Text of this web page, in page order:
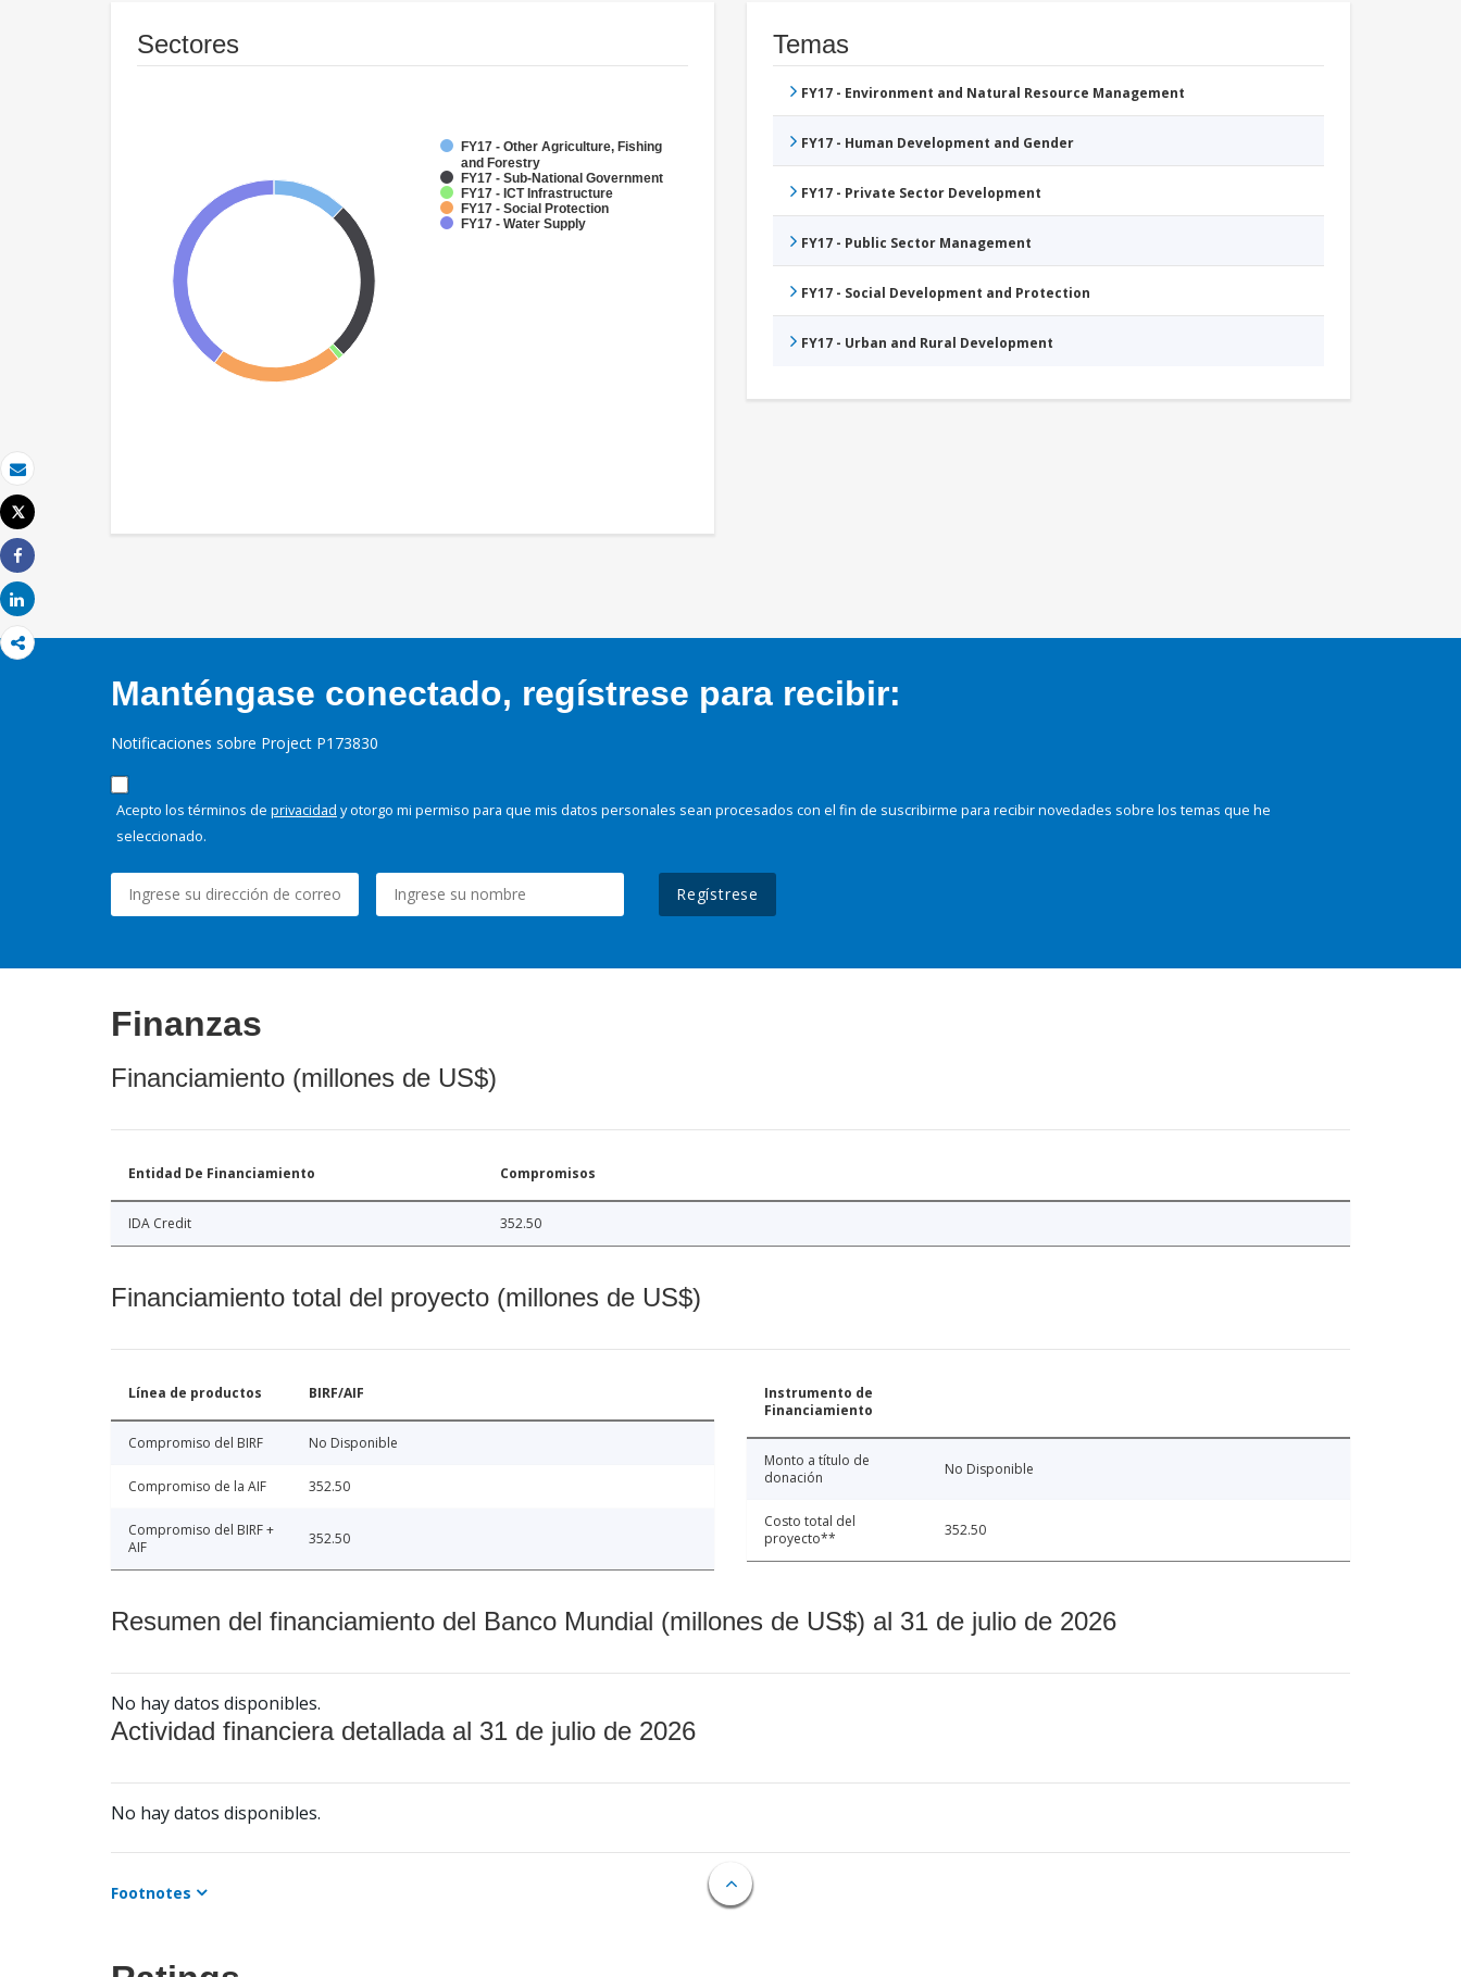
Correo electrónico
Imprimir
Tweet
Share
Share
Sectores
FY17 - Other Agriculture, Fishing
and Forestry
FY17 - Sub-National Government
FY17 - ICT Infrastructure
FY17 - Social Protection
FY17 - Water Supply
Temas
FY17 - Environment and Natural Resource Management
FY17 - Human Development and Gender
FY17 - Private Sector Development
FY17 - Public Sector Management
FY17 - Social Development and Protection
FY17 - Urban and Rural Development
Manténgase conectado, regístrese para recibir:
Notificaciones sobre Project P173830
Acepto los términos de privacidad y otorgo mi permiso para que mis datos personales sean procesados con el fin de suscribirme para recibir novedades sobre los temas que he
seleccionado.
Regístrese
Finanzas
Financiamiento (millones de US$)
Entidad De Financiamiento Compromisos
IDA Credit 352.50
Financiamiento total del proyecto (millones de US$)
Línea de productos BIRF/AIF
Compromiso del BIRF No Disponible
Compromiso de la AIF 352.50
Compromiso del BIRF +
AIF
352.50
Instrumento de
Financiamiento
Monto a título de
donación
No Disponible
Costo total del
proyecto**
352.50
Resumen del financiamiento del Banco Mundial (millones de US$) al 31 de julio de 2026
No hay datos disponibles.
Actividad financiera detallada al 31 de julio de 2026
No hay datos disponibles.
Footnotes